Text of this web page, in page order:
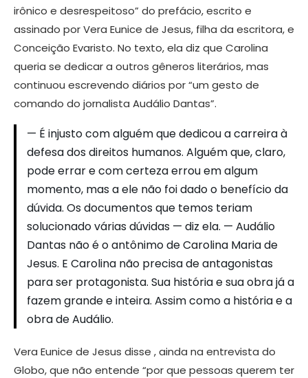
irônico e desrespeitoso” do prefácio, escrito e
assinado por Vera Eunice de Jesus, filha da escritora, e
Conceição Evaristo. No texto, ela diz que Carolina
queria se dedicar a outros gêneros literários, mas
continuou escrevendo diários por “um gesto de
comando do jornalista Audálio Dantas”.
— É injusto com alguém que dedicou a carreira à
defesa dos direitos humanos. Alguém que, claro,
pode errar e com certeza errou em algum
momento, mas a ele não foi dado o benefício da
dúvida. Os documentos que temos teriam
solucionado várias dúvidas — diz ela. — Audálio
Dantas não é o antônimo de Carolina Maria de
Jesus. E Carolina não precisa de antagonistas
para ser protagonista. Sua história e sua obra já a
fazem grande e inteira. Assim como a história e a
obra de Audálio.
Vera Eunice de Jesus disse , ainda na entrevista do
Globo, que não entende “por que pessoas querem ter